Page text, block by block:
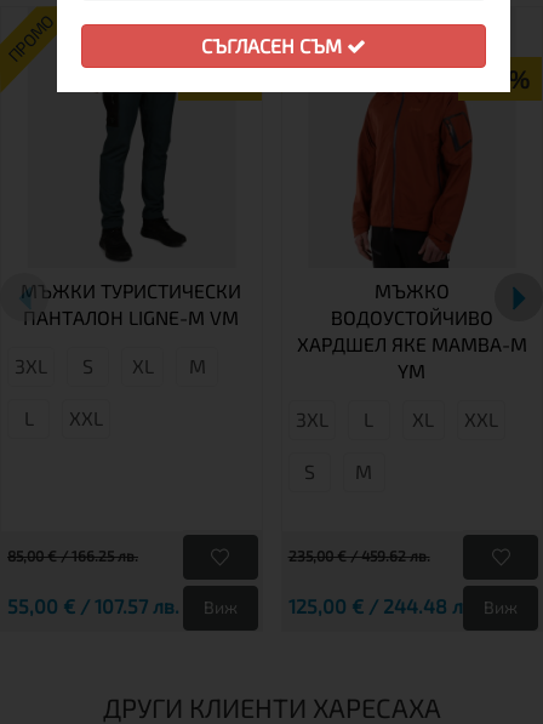
ПРОМО
МЪЖКИ ТУРИСТИЧЕСКИ
ПАНТАЛОН LIGNE-M VM
3XL S XL M
L XXL
85,00 € / 166.25 лв.
55,00 € / 107.57 лв. Виж
ПРОМО
-47%
МЪЖКО
ВОДОУСТОЙЧИВО
ХАРДШЕЛ ЯКЕ MAMBA-M
YM
3XL L XL XXL
S М
235,00 € / 459.62 лв.
125,00 € / 244.48 лв. Виж
ДРУГИ КЛИЕНТИ ХАРЕСАХА
СЪГЛАСЕН СЪМ